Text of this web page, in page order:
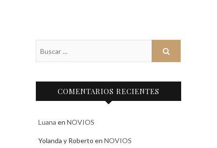
COMENTARIOS RECIENTES
Luana en NOVIOS
Yolanda y Roberto en NOVIOS